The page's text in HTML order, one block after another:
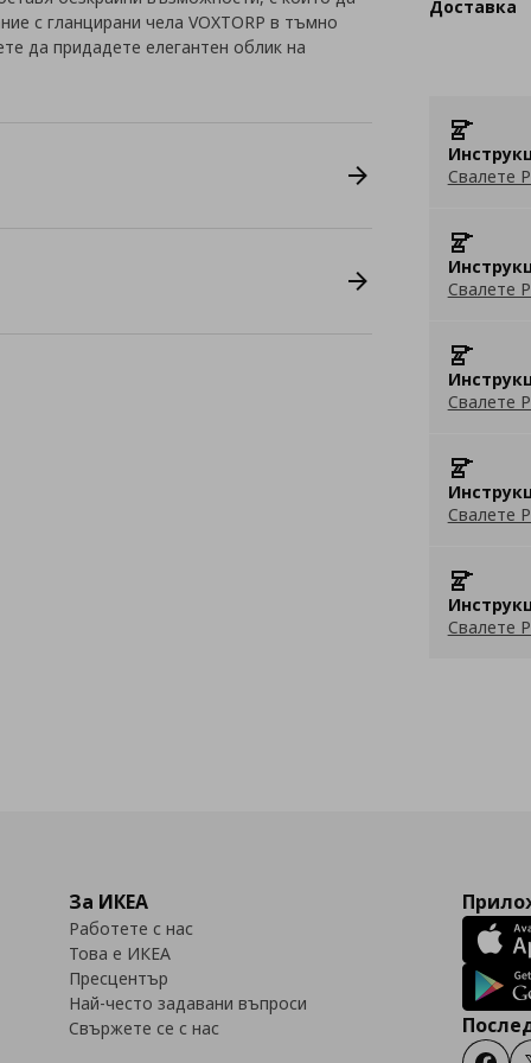
Доставка
Свалете
Свалете
Свалете
Свалете
Свалете
с гланцирани чела VOXTORP в тъмно
да придадете елегантен облик на
За ИКЕА
Работете с нас
Това е ИКЕА
Пресцентър
Най-често задавани въпроси
Свържете се с нас